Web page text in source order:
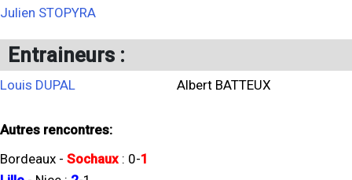
Julien STOPYRA
Entraineurs :
Louis DUPAL Albert BATTEUX
Autres rencontres:
Bordeaux - Sochaux : 0-1